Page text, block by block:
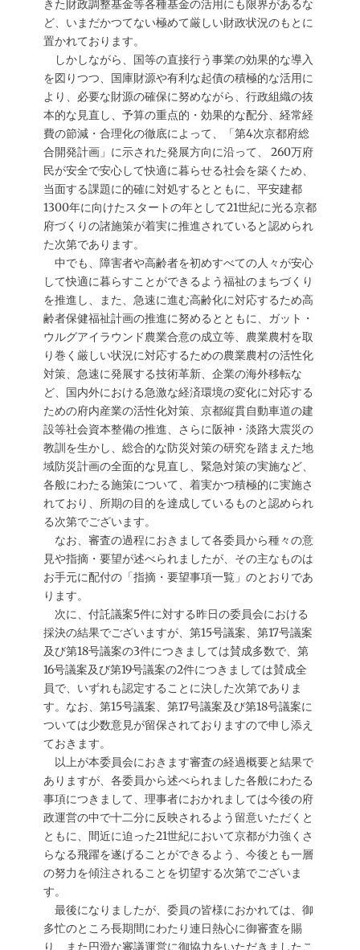
きた財政調整基金等各種基金の活用にも限界があるな
ど、いまだかつてない極めて厳しい財政状況のもとに
置かれております。
しかしながら、国等の直接行う事業の効果的な導入
を図りつつ、国庫財源や有利な起債の積極的な活用に
より、必要な財源の確保に努めながら、行政組織の抜
本的な見直し、予算の重点的・効果的な配分、経常経
費の節減・合理化の徹底によって、「第4次京都府総
合開発計画」に示された発展方向に沿って、 260万府
民が安全で安心して快適に暮らせる社会を築くため、
当面する課題に的確に対処するとともに、平安建都
1300年に向けたスタートの年として21世紀に光る京都
府づくりの諸施策が着実に推進されていると認められ
た次第であります。
中でも、障害者や高齢者を初めすべての人々が安心
して快適に暮らすことができるよう福祉のまちづくり
を推進し、また、急速に進む高齢化に対応するため高
齢者保健福祉計画の推進に努めるとともに、ガット・
ウルグアイラウンド農業合意の成立等、農業農村を取
り巻く厳しい状況に対応するための農業農村の活性化
対策、急速に発展する技術革新、企業の海外移転な
ど、国内外における急激な経済環境の変化に対応する
ための府内産業の活性化対策、京都縦貫自動車道の建
設等社会資本整備の推進、さらに阪神・淡路大震災の
教訓を生かし、総合的な防災対策の研究を踏まえた地
域防災計画の全面的な見直し、緊急対策の実施など、
各般にわたる施策について、着実かつ積極的に実施さ
れており、所期の目的を達成しているものと認められ
る次第でございます。
なお、審査の過程におきまして各委員から種々の意
見や指摘・要望が述べられましたが、その主なものは
お手元に配付の「指摘・要望事項一覧」のとおりであ
ります。
次に、付託議案5件に対する昨日の委員会における
採決の結果でございますが、第15号議案、第17号議案
及び第18号議案の3件につきましては賛成多数で、第
16号議案及び第19号議案の2件につきましては賛成全
員で、いずれも認定することに決した次第でありま
す。なお、第15号議案、第17号議案及び第18号議案に
ついては少数意見が留保されておりますので申し添え
ておきます。
以上が本委員会におきます審査の経過概要と結果で
ありますが、各委員から述べられました各般にわたる
事項につきまして、理事者におかれましては今後の府
政運営の中で十二分に反映されるよう留意いただくと
ともに、間近に迫った21世紀において京都が力強くさ
らなる飛躍を遂げることができるよう、今後とも一層
の努力を傾注されることを切望する次第でございま
す。
最後になりましたが、委員の皆様におかれては、御
多忙のところ長期間にわたり連日熱心に御審査を賜
り、また円滑な審議運営に御協力をいただきましたこ